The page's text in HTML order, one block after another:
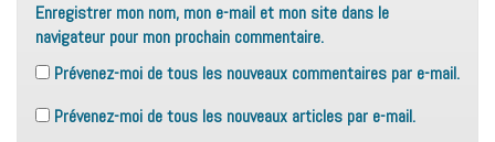
Enregistrer mon nom, mon e-mail et mon site dans le
navigateur pour mon prochain commentaire.
Prévenez-moi de tous les nouveaux commentaires par e-mail.
Prévenez-moi de tous les nouveaux articles par e-mail.